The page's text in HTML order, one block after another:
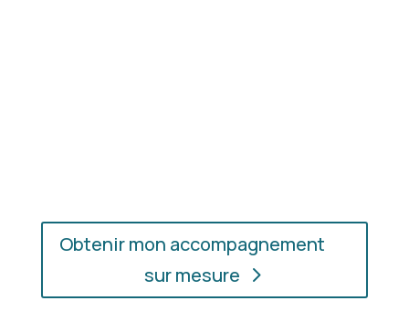
Obtenir mon accompagnement
sur mesure